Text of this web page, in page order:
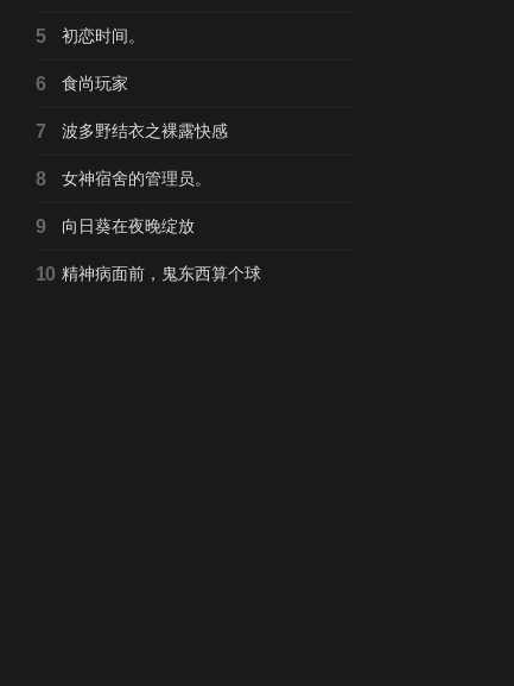
5 初恋时间。
6 食尚玩家
7 波多野结衣之裸露快感
8 女神宿舍的管理员。
9 向日葵在夜晚绽放
10 精神病面前，鬼东西算个球